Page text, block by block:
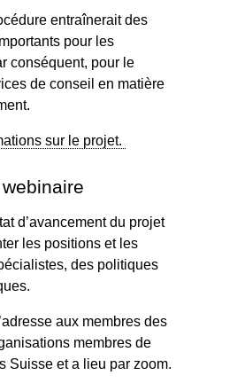
entraînerait des
pour les
conséquent, pour le
de conseil en matière
sur le projet.
d’avancement du projet
les positions et les
des politiques
aux membres des
membres de
Suisse et a lieu par zoom.